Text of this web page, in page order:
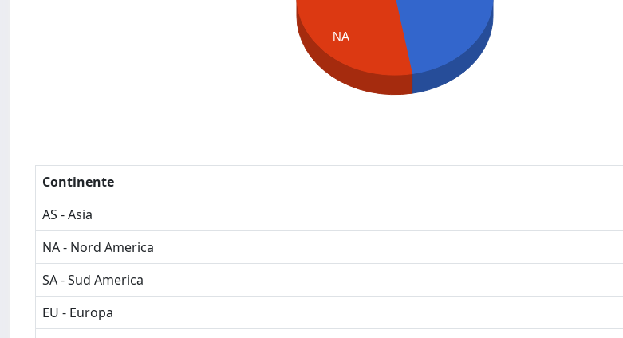
NA
Continente
AS - Asia
NA - Nord America
SA - Sud America
EU - Europa